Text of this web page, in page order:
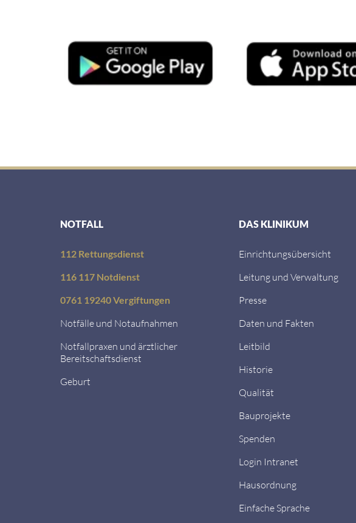
NOTFALL
112 Rettungsdienst
116 117 Notdienst
0761 19240 Vergiftungen
Notfälle und Notaufnahmen
Notfallpraxen und ärztlicher
Bereitschaftsdienst
Geburt
DAS KLINIKUM
Einrichtungsübersicht
Leitung und Verwaltung
Presse
Daten und Fakten
Leitbild
Historie
Qualität
Bauprojekte
Spenden
Login Intranet
Hausordnung
Einfache Sprache